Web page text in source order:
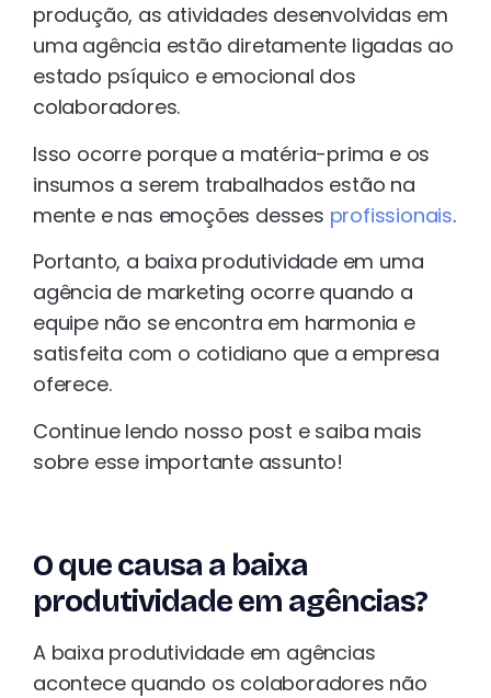
produção, as atividades desenvolvidas em
uma agência estão diretamente ligadas ao
estado psíquico e emocional dos
colaboradores.
Isso ocorre porque a matéria-prima e os
insumos a serem trabalhados estão na
mente e nas emoções desses profissionais.
Portanto, a baixa produtividade em uma
agência de marketing ocorre quando a
equipe não se encontra em harmonia e
satisfeita com o cotidiano que a empresa
oferece.
Continue lendo nosso post e saiba mais
sobre esse importante assunto!
O que causa a baixa
produtividade em agências?
A baixa produtividade em agências
acontece quando os colaboradores não